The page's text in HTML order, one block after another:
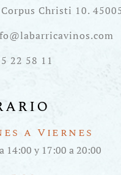
Corpus Christi 10.
22 58 11
a Viernes
14:00 y 17:00 a 20:00